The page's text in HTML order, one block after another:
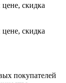
скидка
скидка
покупателей